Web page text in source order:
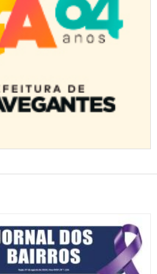
infantil e ensino fundamental é
da Educação
para consulta de
do serviço de água e esgoto
sinalização e segurança